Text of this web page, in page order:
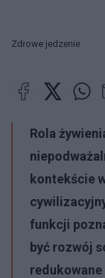
Zdrowe jedzenie
Rola
kontekście
funkcji
być rozwój